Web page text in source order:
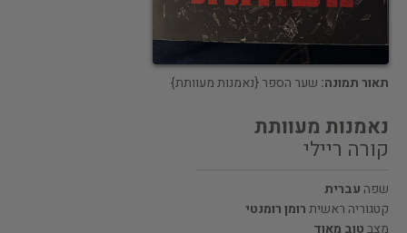
תאור תמונה: שער הספר {נאמנות מעוותת}
נאמנות מעוותת
קורה ריילי
שפה עברית
קטגוריה ראשיתרומן רומנטי
מצבטוב מאוד